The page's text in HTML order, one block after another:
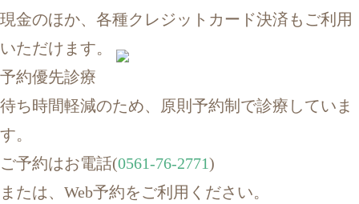
現金のほか、各種クレジットカード決済もご利用
いただけます。
予約優先診療
待ち時間軽減のため、原則予約制で診療していま
す。
ご予約はお電話(0561-76-2771)
または、Web予約をご利用ください。